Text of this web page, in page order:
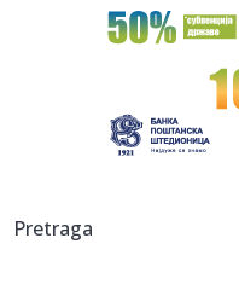
23:36:Žena iz BiH
pros...
Državljani BiH
23:32:Sećanje na
u SAD
Pretraga